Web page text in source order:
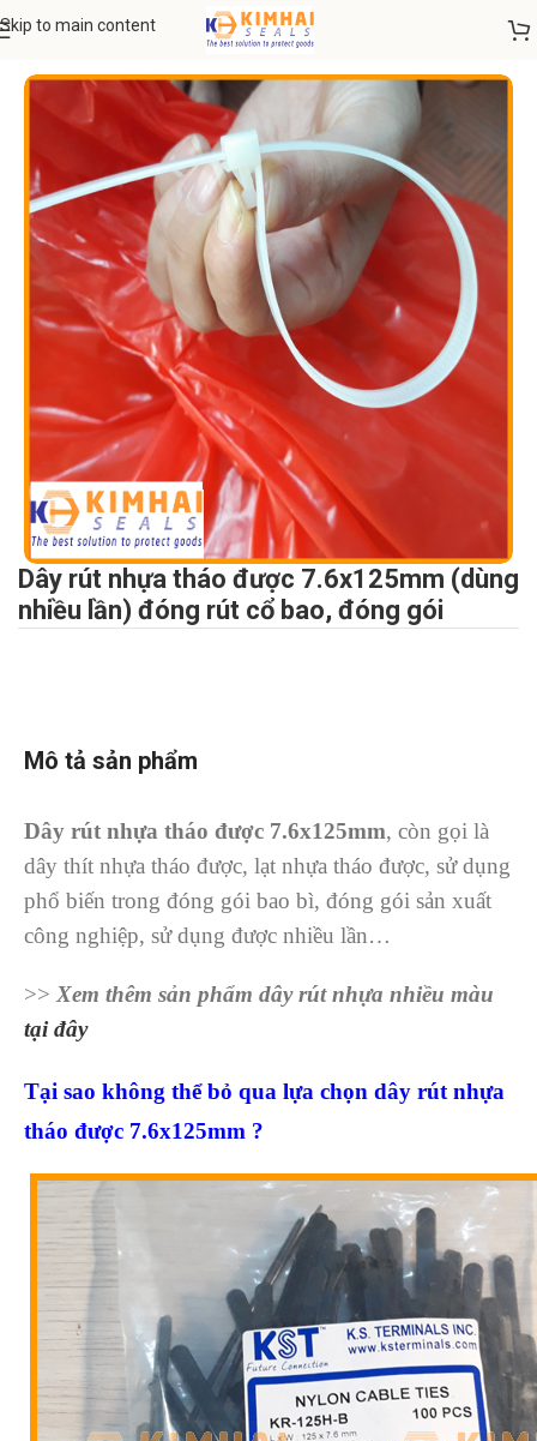
Skip to main content
DÂY RÚT NHỰA - DÂY RÚT INOX Dây rút nhựa tháo mở (tái sử dụng)
Dây rút nhựa tháo được 7.6x125mm (dùng
nhiều lần) đóng rút cổ bao, đóng gói
Mô tả sản phẩm
Dây rút nhựa tháo được 7.6x125mm, còn gọi là
dây thít nhựa tháo được, lạt nhựa tháo được, sử dụng
phổ biến trong đóng gói bao bì, đóng gói sản xuất
công nghiệp, sử dụng được nhiều lần…
>> Xem thêm sản phẩm dây rút nhựa nhiều màu
tại đây
Tại sao không thể bỏ qua lựa chọn dây rút nhựa
tháo được 7.6x125mm ?